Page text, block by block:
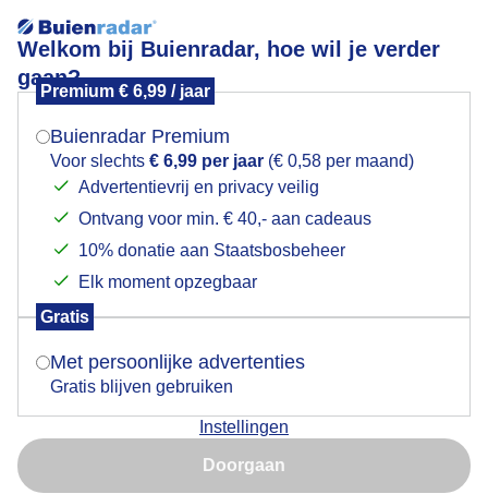
Welkom bij Buienradar, hoe wil je verder
gaan?
Premium € 6,99 / jaar
Buienradar Premium
Voor slechts € 6,99 per jaar (€ 0,58 per maand)
Advertentievrij en privacy veilig
Ontvang voor min. € 40,- aan cadeaus
10% donatie aan Staatsbosbeheer
Elk moment opzegbaar
Gratis
Met persoonlijke advertenties
Gratis blijven gebruiken
Instellingen
Doorgaan
Bewolkt weerbeeld
Door: Gert de Bruijn Gemaakt: 05-12-2025, 36x bekeken
Mogen we je locatie gebruiken voor het
Indien je hier nog geen akkoord op hebt gegeven,
verschijnt er zo een pop-up uit je browser waarin
Is goed, toon de popup
Nu niet, misschien later